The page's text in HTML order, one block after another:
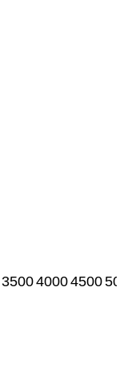
350040004500